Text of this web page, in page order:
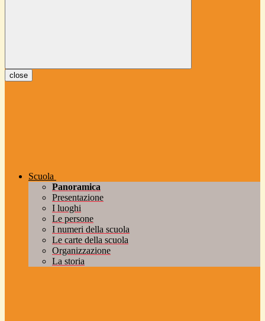
close
Scuola
Panoramica
Presentazione
I luoghi
Le persone
I numeri della scuola
Le carte della scuola
Organizzazione
La storia